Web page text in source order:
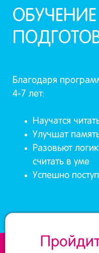
Благодаря
4-7 лет:
Научатся
Улучшат
Разовьют
считать в уме
Успешно